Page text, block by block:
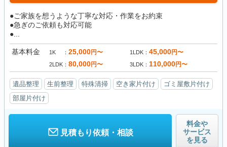
●ご家族を想うような丁寧な対応・作業をお約束
●急ぎのご依頼も対応可能
●...
基本料金 1K 25,000円〜 1LDK 45,000円〜
2LDK 80,000円〜 3LDK 110,000円〜
遺品整理 生前整理 特殊清掃 空き家片付け
ゴミ屋敷片付け
部屋片付け
見積もり依頼・相談
料金や
サービス
を見る